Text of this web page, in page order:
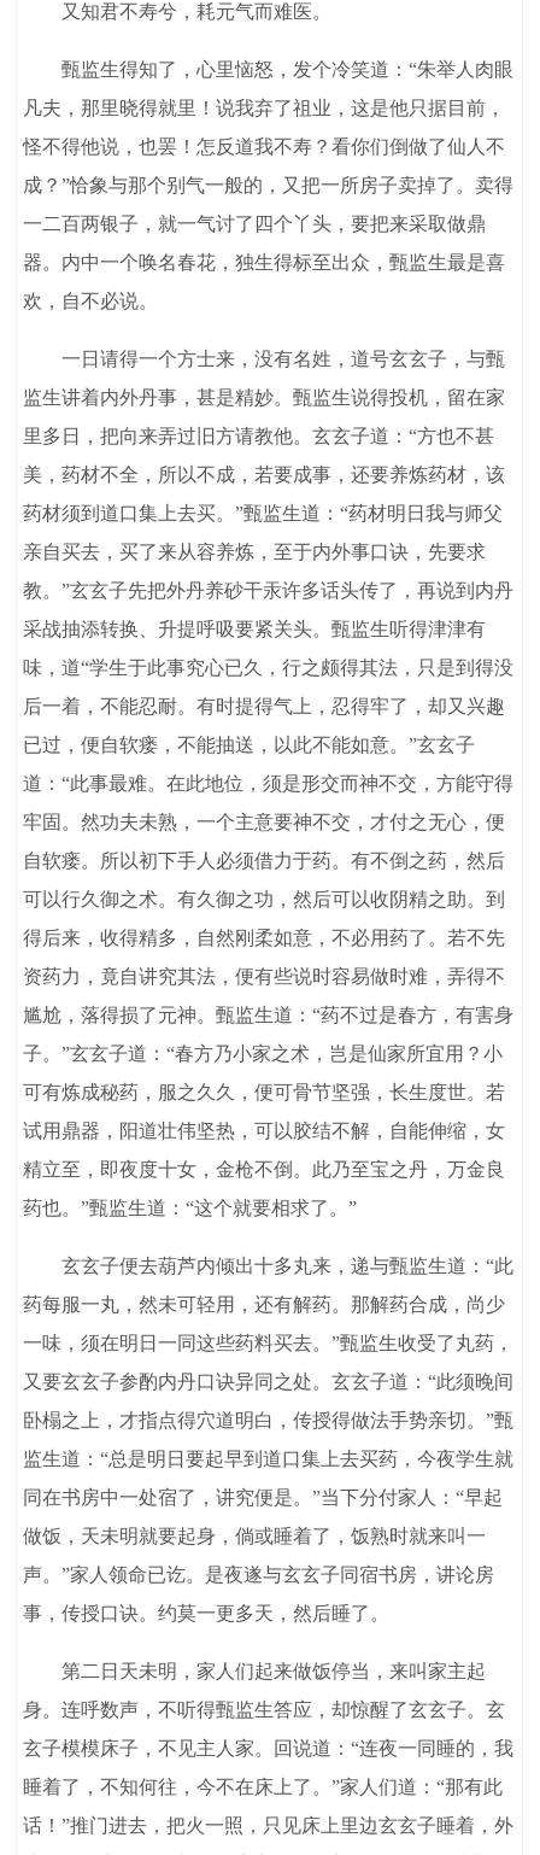
又知君不寿兮，耗元气而难医。
甄监生得知了，心里恼怒，发个冷笑道：“朱举人肉眼
凡夫，那里晓得就里！说我弃了祖业，这是他只据目前，
怪不得他说，也罢！怎反道我不寿？看你们倒做了仙人不
成？”恰象与那个别气一般的，又把一所房子卖掉了。卖得
一二百两银子，就一气讨了四个丫头，要把来采取做鼎
器。内中一个唤名春花，独生得标至出众，甄监生最是喜
欢，自不必说。
一日请得一个方士来，没有名姓，道号玄玄子，与甄
监生讲着内外丹事，甚是精妙。甄监生说得投机，留在家
里多日，把向来弄过旧方请教他。玄玄子道：“方也不甚
美，药材不全，所以不成，若要成事，还要养炼药材，该
药材须到道口集上去买。”甄监生道：“药材明日我与师父
亲自买去，买了来从容养炼，至于内外事口诀，先要求
教。”玄玄子先把外丹养砂干汞许多话头传了，再说到内丹
采战抽添转换、升提呼吸要紧关头。甄监生听得津津有
味，道“学生于此事究心已久，行之颇得其法，只是到得没
后一着，不能忍耐。有时提得气上，忍得牢了，却又兴趣
已过，便自软瘘，不能抽送，以此不能如意。”玄玄子
道：“此事最难。在此地位，须是形交而神不交，方能守得
牢固。然功夫未熟，一个主意要神不交，才付之无心，便
自软瘘。所以初下手人必须借力于药。有不倒之药，然后
可以行久御之术。有久御之功，然后可以收阴精之助。到
得后来，收得精多，自然刚柔如意，不必用药了。若不先
资药力，竟自讲究其法，便有些说时容易做时难，弄得不
尴尬，落得损了元神。甄监生道：“药不过是春方，有害身
子。”玄玄子道：“春方乃小家之术，岂是仙家所宜用？小
可有炼成秘药，服之久久，便可骨节坚强，长生度世。若
试用鼎器，阳道壮伟坚热，可以胶结不解，自能伸缩，女
精立至，即夜度十女，金枪不倒。此乃至宝之丹，万金良
药也。”甄监生道：“这个就要相求了。”
玄玄子便去葫芦内倾出十多丸来，递与甄监生道：“此
药每服一丸，然未可轻用，还有解药。那解药合成，尚少
一味，须在明日一同这些药料买去。”甄监生收受了丸药，
又要玄玄子参酌内丹口诀异同之处。玄玄子道：“此须晚间
卧榻之上，才指点得穴道明白，传授得做法手势亲切。”甄
监生道：“总是明日要起早到道口集上去买药，今夜学生就
同在书房中一处宿了，讲究便是。”当下分付家人：“早起
做饭，天未明就要起身，倘或睡着了，饭熟时就来叫一
声。”家人领命已讫。是夜遂与玄玄子同宿书房，讲论房
事，传授口诀。约莫一更多天，然后睡了。
第二日天未明，家人们起来做饭停当，来叫家主起
身。连呼数声，不听得甄监生答应，却惊醒了玄玄子。玄
玄子模模床子，不见主人家。回说道：“连夜一同睡的，我
睡着了，不知何往，今不在床上了。”家人们道：“那有此
话！”推门进去，把火一照，只见床上里边玄玄子睡着，外